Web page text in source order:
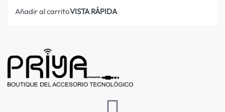
Añadir al carritoVISTA RÁPIDA